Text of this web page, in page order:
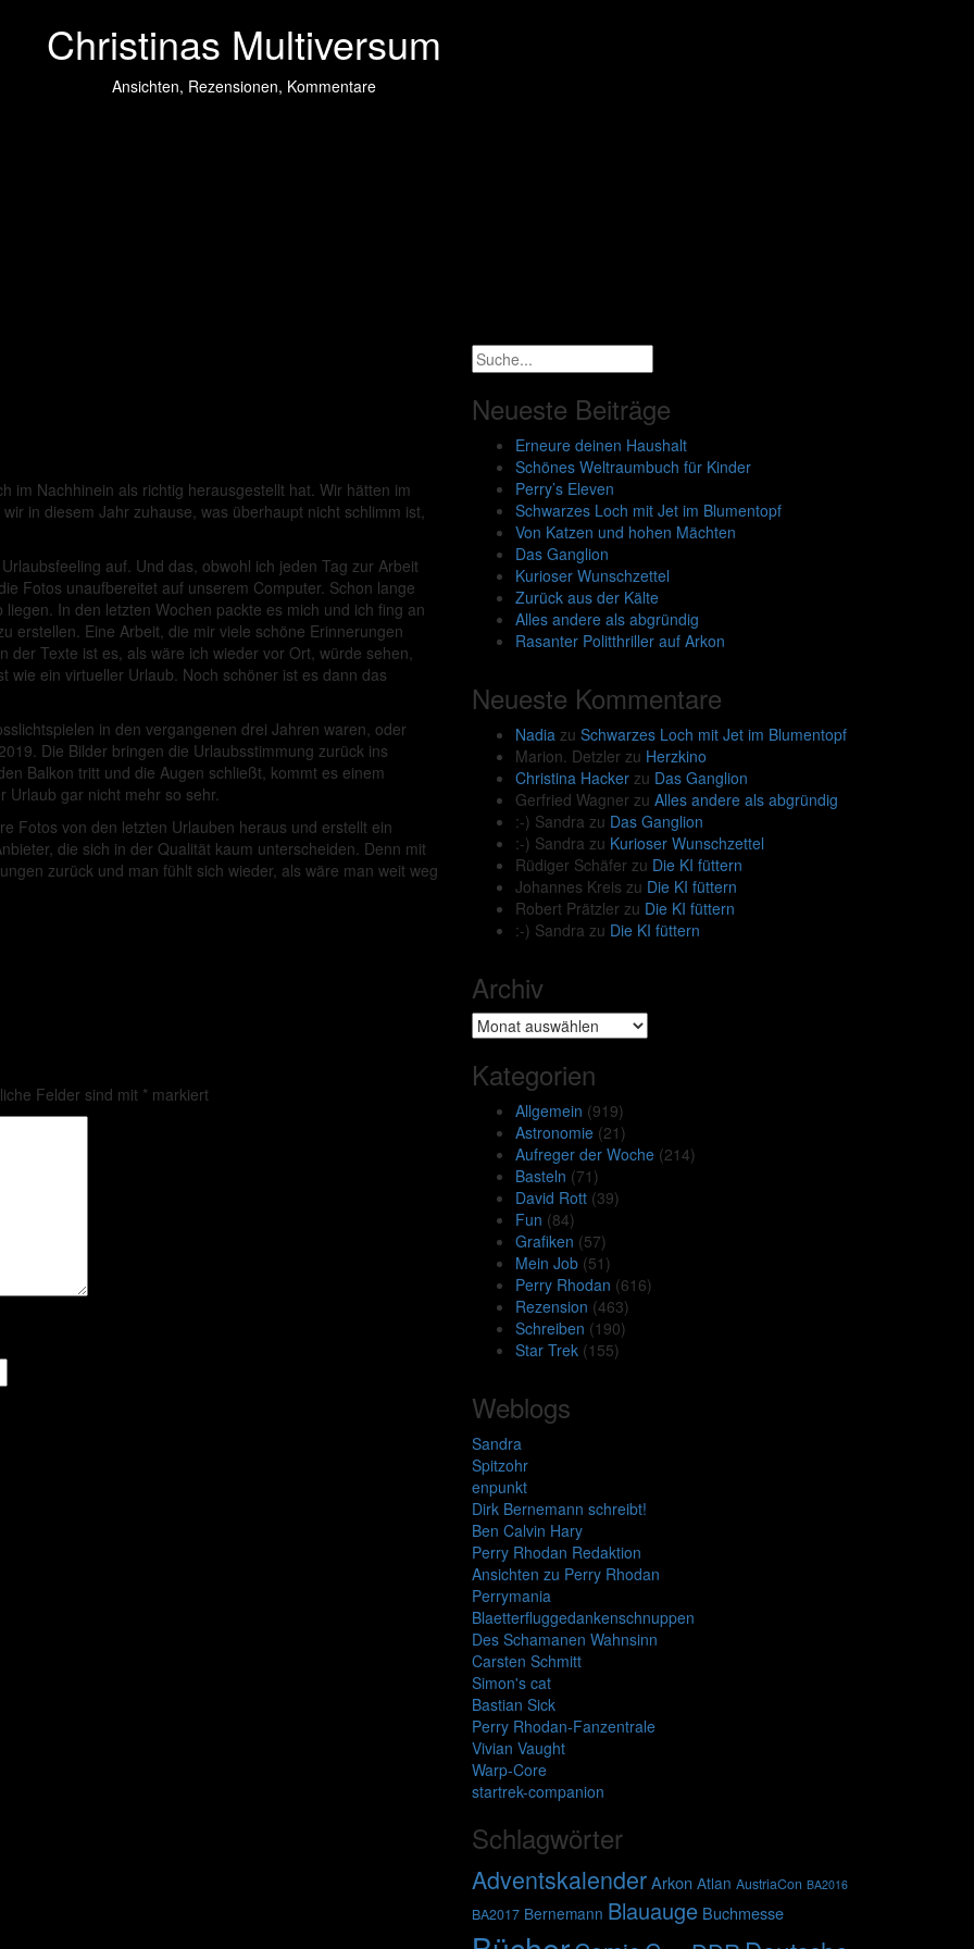
Christinas Multiversum
Ansichten, Rezensionen, Kommentare
im Nachhinein als richtig herausgestellt hat. Wir hätten im
in diesem Jahr zuhause, was überhaupt nicht schlimm ist,
auf. Und das, obwohl ich jeden Tag zur Arbeit
Fotos unaufbereitet auf unserem Computer. Schon lange
In den letzten Wochen packte es mich und ich fing an
erstellen. Eine Arbeit, die mir viele schöne Erinnerungen
Texte ist es, als wäre ich wieder vor Ort, würde sehen,
ein virtueller Urlaub. Noch schöner ist es dann das
in den vergangenen drei Jahren waren, oder
Die Bilder bringen die Urlaubsstimmung zurück ins
Balkon tritt und die Augen schließt, kommt es einem
Urlaub gar nicht mehr so sehr.
Fotos von den letzten Urlauben heraus und erstellt ein
die sich in der Qualität kaum unterscheiden. Denn mit
zurück und man fühlt sich wieder, als wäre man weit weg
Felder sind mit * markiert
Neueste Beiträge
Erneure deinen Haushalt
Schönes Weltraumbuch für Kinder
Perry’s Eleven
Schwarzes Loch mit Jet im Blumentopf
Von Katzen und hohen Mächten
Das Ganglion
Kurioser Wunschzettel
Zurück aus der Kälte
Alles andere als abgründig
Rasanter Politthriller auf Arkon
Neueste Kommentare
Nadia zu Schwarzes Loch mit Jet im Blumentopf
Marion. Detzler zu Herzkino
Christina Hacker zu Das Ganglion
Gerfried Wagner zu Alles andere als abgründig
:-) Sandra zu Das Ganglion
:-) Sandra zu Kurioser Wunschzettel
Rüdiger Schäfer zu Die KI füttern
Johannes Kreis zu Die KI füttern
Robert Prätzler zu Die KI füttern
:-) Sandra zu Die KI füttern
Archiv
Archiv
Kategorien
Allgemein (919)
Astronomie (21)
Aufreger der Woche (214)
Basteln (71)
David Rott (39)
Fun (84)
Grafiken (57)
Mein Job (51)
Perry Rhodan (616)
Rezension (463)
Schreiben (190)
Star Trek (155)
Weblogs
Sandra
Spitzohr
enpunkt
Dirk Bernemann schreibt!
Ben Calvin Hary
Perry Rhodan Redaktion
Ansichten zu Perry Rhodan
Perrymania
Blaetterfluggedankenschnuppen
Des Schamanen Wahnsinn
Carsten Schmitt
Simon's cat
Bastian Sick
Perry Rhodan-Fanzentrale
Vivian Vaught
Warp-Core
startrek-companion
Schlagwörter
AdventskalenderArkon Atlan AustriaCon BA2016
BA2017 Bernemann Blauauge Buchmesse